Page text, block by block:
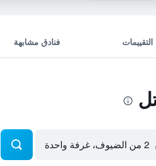
التقييمات فنادق مشابهة
2 من الضيوف، غرفة واحدة